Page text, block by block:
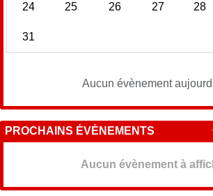
24 25 26 27 28
31
Aucun évènement
PROCHAINS ÉVÉNEMENTS
Aucun évènement à